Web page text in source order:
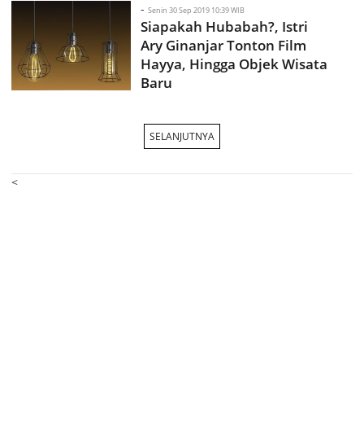
- Senin 30 Sep 2019 10:39 WIB
Siapakah Hubabah?, Istri
Ary Ginanjar Tonton Film
Hayya, Hingga Objek Wisata
Baru
SELANJUTNYA
<